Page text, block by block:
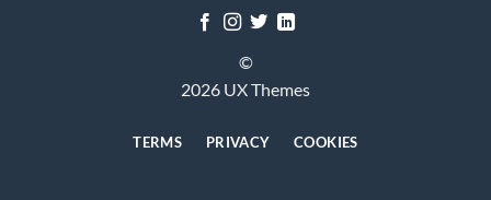
©
2026 UX Themes
TERMS PRIVACY COOKIES